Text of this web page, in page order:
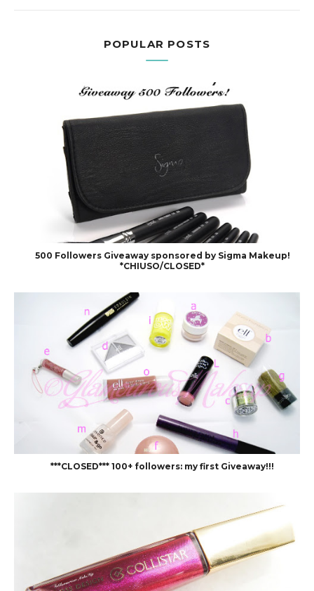
POPULAR POSTS
500 Followers Giveaway sponsored by Sigma Makeup!
*CHIUSO/CLOSED*
***CLOSED*** 100+ followers: my first Giveaway!!!